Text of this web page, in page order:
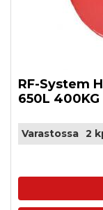
RF-System
650L 400KG
Varastossa 2